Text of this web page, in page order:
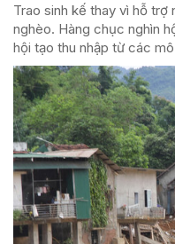
Trao sinh kế thay vì hỗ trợ
nghèo. Hàng chục nghìn
hội tạo thu nhập từ các